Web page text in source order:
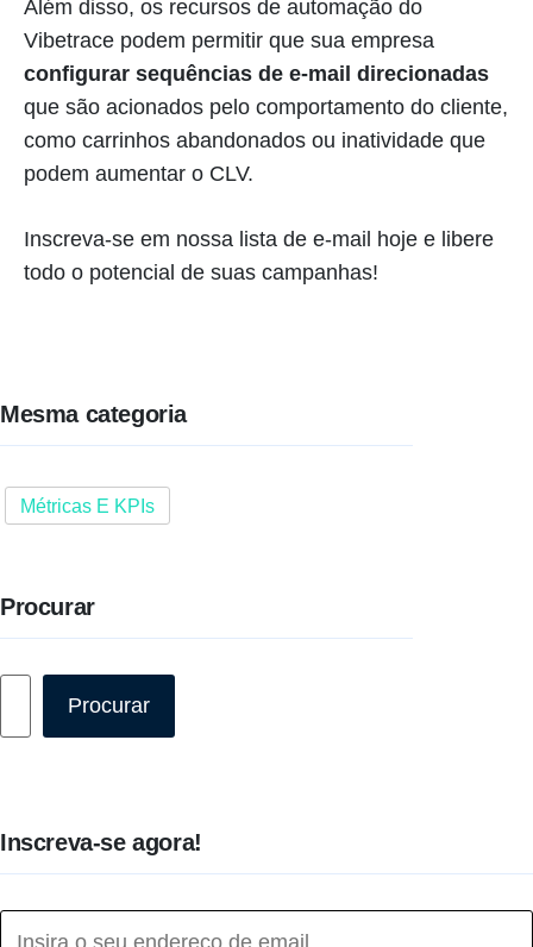
Além disso, os recursos de automação do
Vibetrace podem permitir que sua empresa
configurar sequências de e-mail direcionadas
que são acionados pelo comportamento do cliente,
como carrinhos abandonados ou inatividade que
podem aumentar o CLV.
Inscreva-se em nossa lista de e-mail hoje e libere
todo o potencial de suas campanhas!
Mesma categoria
Métricas E KPIs
Procurar
Procurar
Inscreva-se agora!